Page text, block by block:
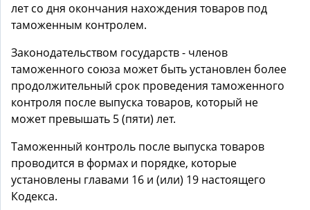
лет со дня окончания нахождения товаров под
таможенным контролем.
Законодательством государств - членов
таможенного союза может быть установлен более
продолжительный срок проведения таможенного
контроля после выпуска товаров, который не
может превышать 5 (пяти) лет.
Таможенный контроль после выпуска товаров
проводится в формах и порядке, которые
установлены главами 16 и (или) 19 настоящего
Кодекса.